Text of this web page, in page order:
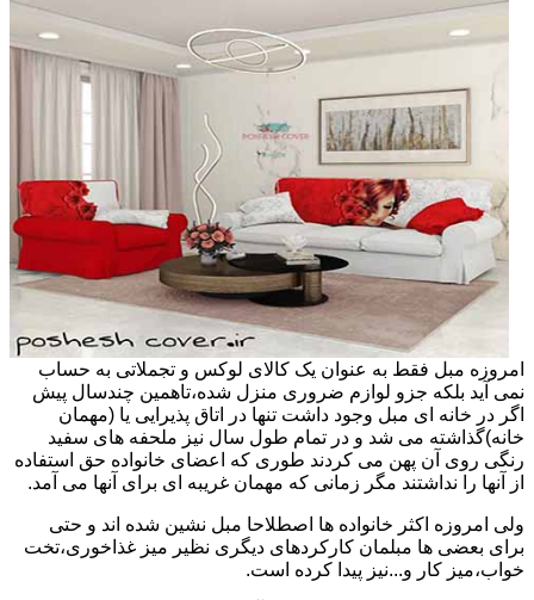
امروزه مبل فقط به عنوان یک کالای لوکس و تجملاتی به حساب
نمی آید بلکه جزو لوازم ضروری منزل شده،تاهمین چندسال پیش
اگر در خانه ای مبل وجود داشت تنها در اتاق پذیرایی یا (مهمان
خانه)گذاشته می شد و در تمام طول سال نیز ملحفه های سفید
رنگی روی آن پهن می کردند طوری که اعضای خانواده حق استفاده
از آنها را نداشتند مگر زمانی که مهمان غریبه ای برای آنها می آمد.
ولی امروزه اکثر خانواده ها اصطلاحا مبل نشین شده اند و حتی
برای بعضی ها مبلمان کارکردهای دیگری نظیر میز غذاخوری،تخت
خواب،میز کار و...نیز پیدا کرده است.